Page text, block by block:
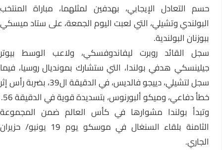
حسم التعادل الإيجابي، بهدفين لمثلهما، مباراة المنتخب
البولندي وتشيلي، التي لعبت اليوم الجمعة، على ستاد ميسكي
ببوزنان البولندية.
سجل القائد روبرت ليفاندوفسكي، ولاعب الوسط بيوتر
جيلينسكي هدفي بولندا، التي ستشارك بمونديال روسيا، فيما
سجل لتشيلي، دييجو فالديس، في الدقيقة ال39، بضربة رأس إثر
خطأ دفاعي، وميكو ألبورنوس، بتسديدة قوية في الدقيقة 56.
وتبدأ بولندا مشوارها في كأس العالم ضمن المجموعة
الثامنة بلقاء السنغال في موسكو يوم 19 يونيو/ حزيران
الجاري.